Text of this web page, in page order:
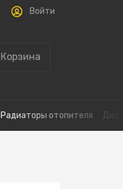
Войти
Корзина
Радиаторы отопителя